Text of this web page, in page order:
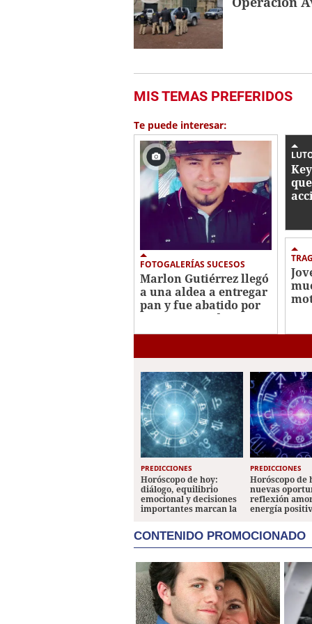
31
secondsVolume
0%
MIS TEMAS PREFERIDOS
Te puede interesar:
FOTOGALERÍAS SUCESOS
Marlon Gutiérrez llegó
a una aldea a entregar
pan y fue abatido por
sujetos armados en
Comayagua
PREDICCIONES
Horóscopo de hoy:
diálogo, equilibrio
emocional y decisiones
importantes marcan la
PREDICCIONES
Horóscopo de
nuevas
reflexión
energía
CONTENIDO PROMOCIONADO